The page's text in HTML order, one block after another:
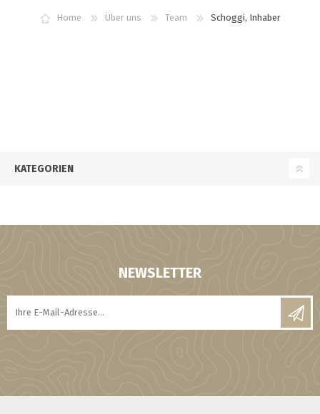
ANMELDEN
Home Über uns Team Schoggi, Inhaber
KATEGORIEN
NEWSLETTER